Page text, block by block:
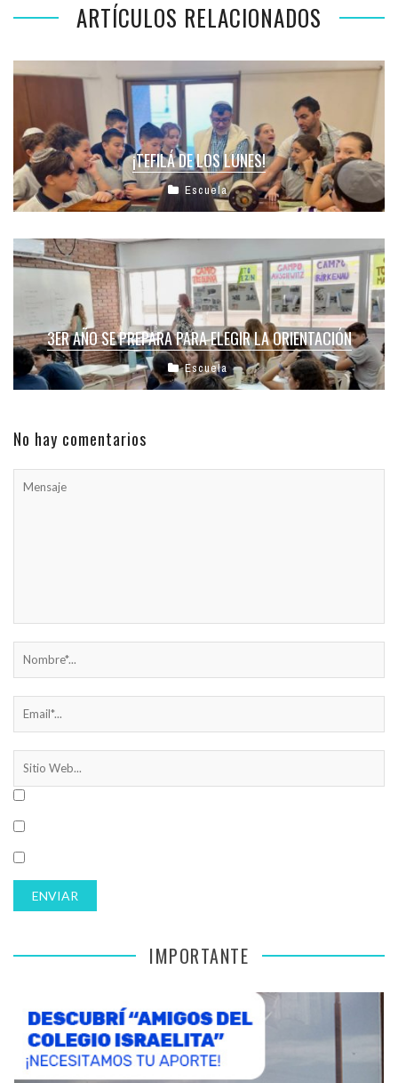
ARTÍCULOS RELACIONADOS
¡TEFILÁ DE LOS LUNES!
Escuela
3ER AÑO SE PREPARA PARA ELEGIR LA ORIENTACIÓN
Escuela
No hay comentarios
IMPORTANTE